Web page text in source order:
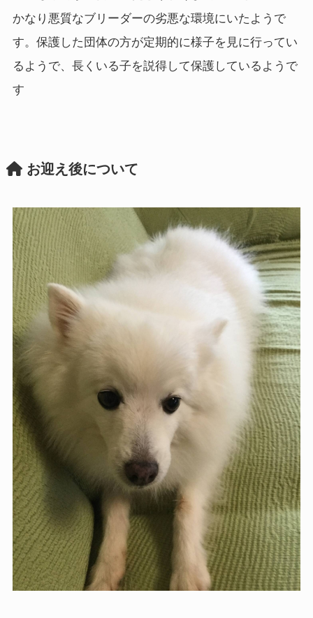
かなり悪質なブリーダーの劣悪な環境にいたようで
す。保護した団体の方が定期的に様子を見に行ってい
るようで、長くいる子を説得して保護しているようで
す
お迎え後について